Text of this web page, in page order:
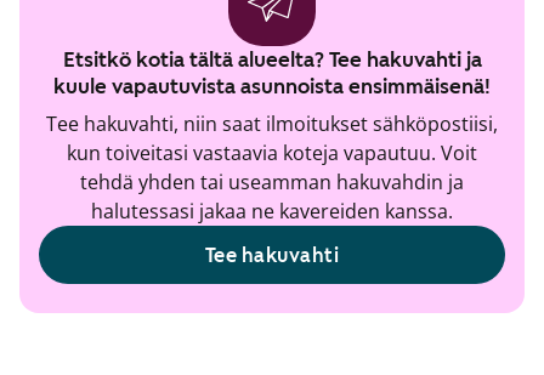
Etsitkö kotia tältä alueelta? Tee hakuvahti ja
kuule vapautuvista asunnoista ensimmäisenä!
Tee hakuvahti, niin saat ilmoitukset sähköpostiisi,
kun toiveitasi vastaavia koteja vapautuu. Voit
tehdä yhden tai useamman hakuvahdin ja
halutessasi jakaa ne kavereiden kanssa.
Tee hakuvahti